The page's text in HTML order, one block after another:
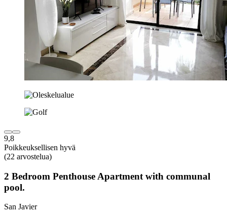
9,8
Poikkeuksellisen hyvä
(22 arvostelua)
2 Bedroom Penthouse Apartment with communal
pool.
San Javier